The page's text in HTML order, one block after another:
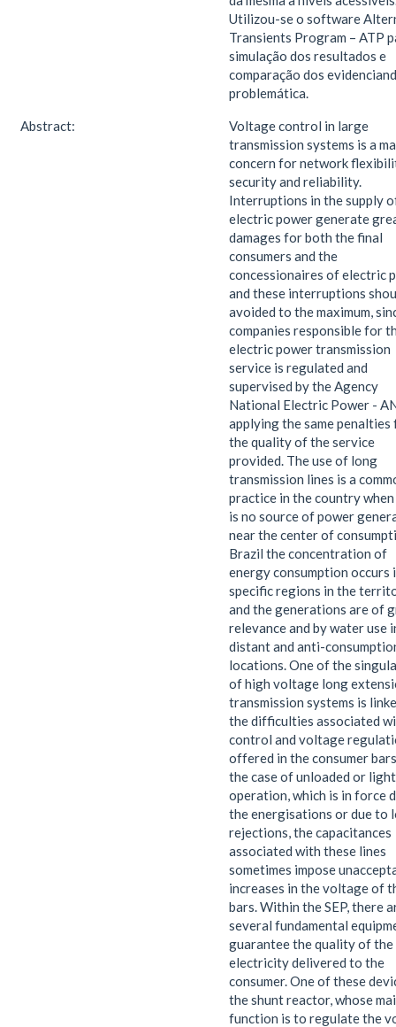
Utilizou-se o software
Transients Program – ATP
simulação dos resultados e
comparação dos
problemática.
Abstract:
Voltage control in large
transmission systems is a
concern for network
security and reliability.
Interruptions in the supply
electric power generate
damages for both the final
consumers and the
concessionaires of electric
and these interruptions
avoided to the maximum,
companies responsible for
electric power transmission
service is regulated and
supervised by the Agency
National Electric Power -
applying the same penalties
the quality of the service
provided. The use of long
transmission lines is a
practice in the country
is no source of power
near the center of
Brazil the concentration of
energy consumption occurs
specific regions in the
and the generations are of
relevance and by water use
distant and anti-
locations. One of the
of high voltage long
transmission systems is
the difficulties associated
control and voltage
offered in the consumer
the case of unloaded or
operation, which is in force
the energisations or due to
rejections, the capacitances
associated with these lines
sometimes impose
increases in the voltage of
bars. Within the SEP, there
several fundamental
guarantee the quality of the
electricity delivered to the
consumer. One of these
the shunt reactor, whose
function is to regulate the